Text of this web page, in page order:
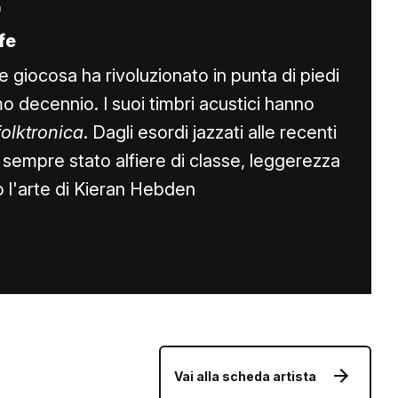
giocosa ha rivoluzionato in punta di piedi
decennio. I suoi timbri acustici hanno
. Dagli esordi jazzati alle recenti
stato alfiere di classe, leggerezza
l'arte di Kieran Hebden
Vai alla scheda artista